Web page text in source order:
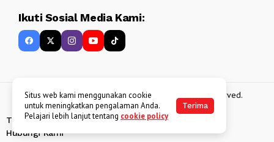
Ikuti Sosial Media Kami:
Copyright 2013 - 2025BATAKKEREN . All rights reserved.
Tentang Kami Kebijakan Data Pribadi
Disclaimer
Hubungi Kami
Situs web kami menggunakan cookie
untuk meningkatkan pengalaman Anda.
Pelajari lebih lanjut tentang cookie policy
Terima